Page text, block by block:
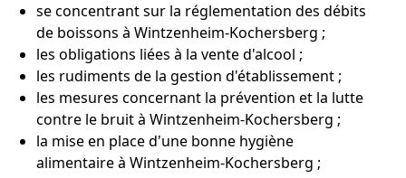
se concentrant sur la réglementation des débits
de boissons à Wintzenheim-Kochersberg ;
les obligations liées à la vente d'alcool ;
les rudiments de la gestion d'établissement ;
les mesures concernant la prévention et la lutte
contre le bruit à Wintzenheim-Kochersberg ;
la mise en place d'une bonne hygiène
alimentaire à Wintzenheim-Kochersberg ;